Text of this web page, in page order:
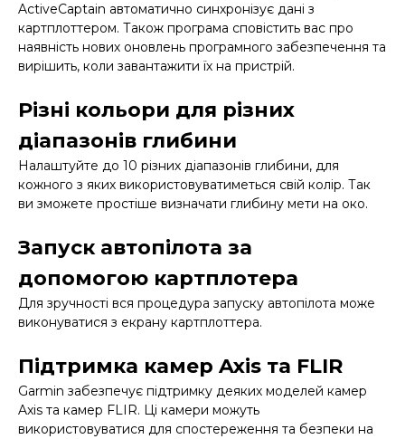
ActiveCaptain автоматично синхронізує дані з
картплоттером. Також програма сповістить вас про
наявність нових оновлень програмного забезпечення та
вирішить, коли завантажити їх на пристрій.
Різні кольори для різних
діапазонів глибини
Налаштуйте до 10 різних діапазонів глибини, для
кожного з яких використовуватиметься свій колір. Так
ви зможете простіше визначати глибину мети на око.
Запуск автопілота за
допомогою картплотера
Для зручності вся процедура запуску автопілота може
виконуватися з екрану картплоттера.
Підтримка камер Axis та FLIR
Garmin забезпечує підтримку деяких моделей камер
Axis та камер FLIR. Ці камери можуть
використовуватися для спостереження та безпеки на